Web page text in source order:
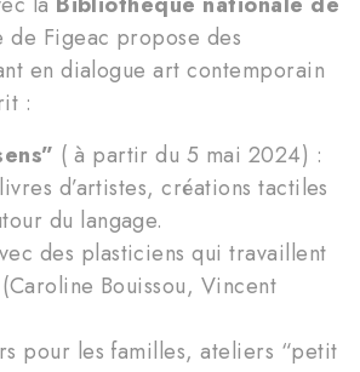
de Figeac propose des
en dialogue art contemporain
:
( à partir du 5 mai 2024) :
d’artistes, créations tactiles
du langage.
des plasticiens qui travaillent
Bouissou, Vincent
pour les familles, ateliers “petit